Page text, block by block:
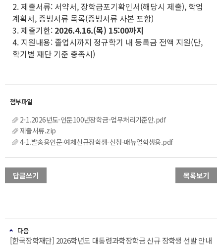
2. 제출서류: 서약서, 장학금포기확인서(해당시 제출), 학업
계획서, 증빙서류 목록(증빙서류 사본 포함)
3. 제출기한: 2026.4.16.(목) 15:00까지
4. 지원내용: 졸업시까지 정규학기 내 등록금 전액 지원(단,
학기별 재단 기준 충족시)
2-1.2026년도-인문100년장학금-업무처리기준안.pdf
제출서류.zip
4-1.발송용인문-예체신규장학생-신청-매뉴얼학생용.pdf
답글쓰기 목록보기
다음
[한국장학재단] 2026학년도 대통령과학장학금 신규 장학생 선발 안내